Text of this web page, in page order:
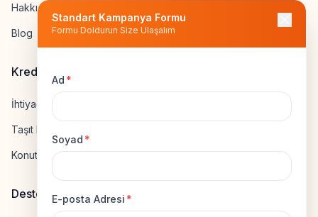
Standart Kampanya Formu
Formu Doldurun Size Ulaşalım
Ad *
Soyad *
E-posta Adresi *
Hakkımızda
Blog
Kredi Hesapla
İhtiyaç Kredisi Hesapla
Taşıt Kredisi Hesapla
Konut Kredisi Hesapla
Destek